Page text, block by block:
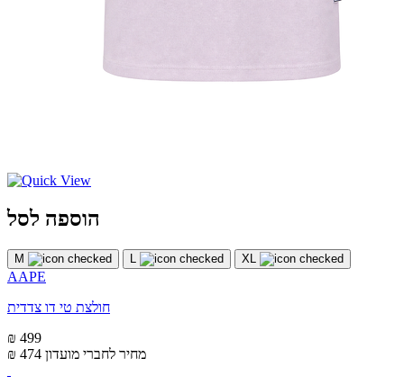
הוספה לסל
M L XL
AAPE
חולצת טי דו צדדית
₪ 499
₪ 474 מחיר לחברי מועדון